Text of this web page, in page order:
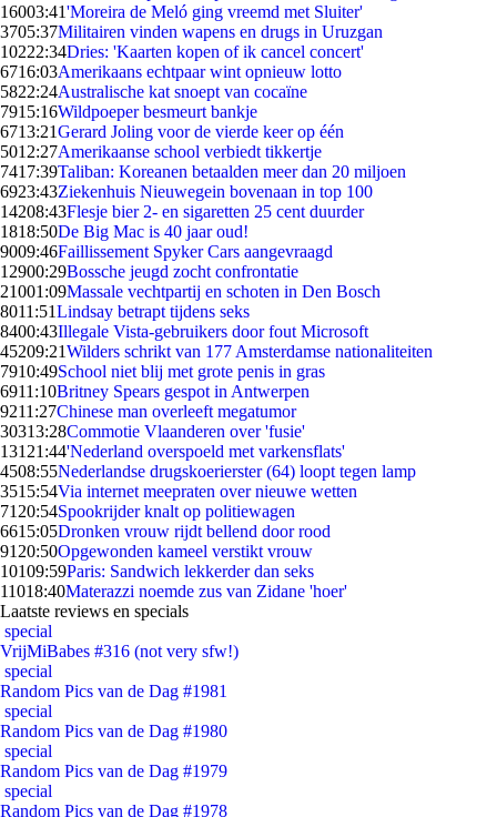
16003:41'Moreira de Meló ging vreemd met Sluiter'
3705:37Militairen vinden wapens en drugs in Uruzgan
10222:34Dries: 'Kaarten kopen of ik cancel concert'
6716:03Amerikaans echtpaar wint opnieuw lotto
5822:24Australische kat snoept van cocaïne
7915:16Wildpoeper besmeurt bankje
6713:21Gerard Joling voor de vierde keer op één
5012:27Amerikaanse school verbiedt tikkertje
7417:39Taliban: Koreanen betaalden meer dan 20 miljoen
6923:43Ziekenhuis Nieuwegein bovenaan in top 100
14208:43Flesje bier 2- en sigaretten 25 cent duurder
1818:50De Big Mac is 40 jaar oud!
9009:46Faillissement Spyker Cars aangevraagd
12900:29Bossche jeugd zocht confrontatie
21001:09Massale vechtpartij en schoten in Den Bosch
8011:51Lindsay betrapt tijdens seks
8400:43Illegale Vista-gebruikers door fout Microsoft
45209:21Wilders schrikt van 177 Amsterdamse nationaliteiten
7910:49School niet blij met grote penis in gras
6911:10Britney Spears gespot in Antwerpen
9211:27Chinese man overleeft megatumor
30313:28Commotie Vlaanderen over 'fusie'
131 21:44'Nederland overspoeld met varkensflats'
4508:55Nederlandse drugskoerierster (64) loopt tegen lamp
3515:54Via internet meepraten over nieuwe wetten
71 20:54Spookrijder knalt op politiewagen
6615:05Dronken vrouw rijdt bellend door rood
91 20:50Opgewonden kameel verstikt vrouw
10109:59Paris: Sandwich lekkerder dan seks
11018:40Materazzi noemde zus van Zidane 'hoer'
Laatste reviews en specials
special
VrijMiBabes #316 (not very sfw!)
special
Random Pics van de Dag #1981
special
Random Pics van de Dag #1980
special
Random Pics van de Dag #1979
special
Random Pics van de Dag #1978